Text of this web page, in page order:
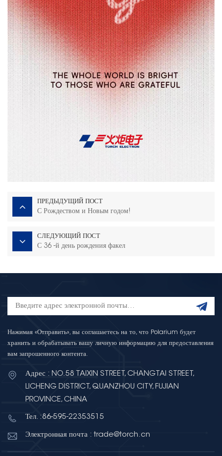
ПРЕДЫДУЩИЙ ПОСТ
С Рождеством и Новым годом!
СЛЕДУЮЩИЙ ПОСТ
С 36 -й день рождения факел
Нажимая «Отправить», вы соглашаетесь на то, что Polarium будет
хранить и обрабатывать вашу личную информацию для предоставления
вам запрошенного контента.
Адрес : NO.58 TAIXIN STREET, CHANGTAI STREET,
LICHENG DISTRICT, QUANZHOU CITY, FUJIAN
PROVINCE, CHINA
Тел. :86-595-22353515
Электронная почта : trade@torch.cn